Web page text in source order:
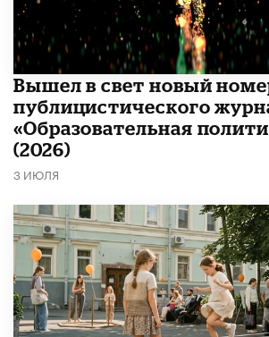
Вышел в свет новый
публицистического
«Образовательная
(2026)
3 ИЮЛЯ